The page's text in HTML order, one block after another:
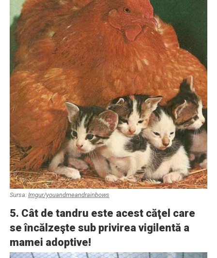
Sursa: Imgur/youandmeandrainbows
5. Cât de tandru este acest căţel care
se încălzeşte sub privirea vigilentă a
mamei adoptive!